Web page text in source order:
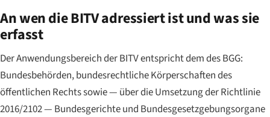
An wen die BITV adressiert ist und was sie
erfasst
Der Anwendungsbereich der BITV entspricht dem des BGG:
Bundesbehörden, bundesrechtliche Körperschaften des
öffentlichen Rechts sowie — über die Umsetzung der Richtlinie
2016/2102 — Bundesgerichte und Bundesgesetzgebungsorgane